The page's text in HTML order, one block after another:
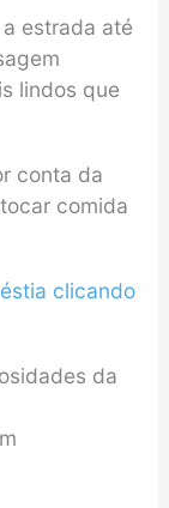
estrada até
lindos que
conta da
comida
clicando
da